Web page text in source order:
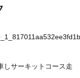
しサーキットコース走